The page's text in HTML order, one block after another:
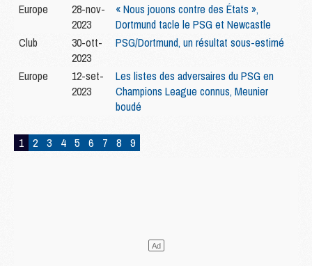
Europe
28-nov-
2023
« Nous jouons contre des États »,
Dortmund tacle le PSG et Newcastle
Club
30-ott-
2023
PSG/Dortmund, un résultat sous-estimé
Europe
12-set-
2023
Les listes des adversaires du PSG en
Champions League connus, Meunier
boudé
1 2 3 4 5 6 7 8 9